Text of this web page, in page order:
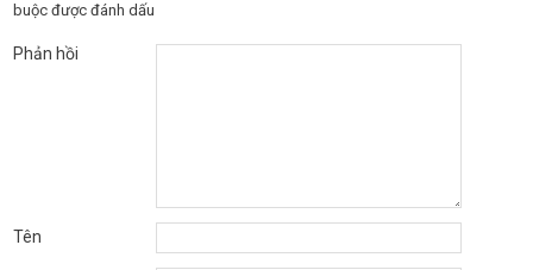
buộc được đánh dấu
Phản hồi
Tên